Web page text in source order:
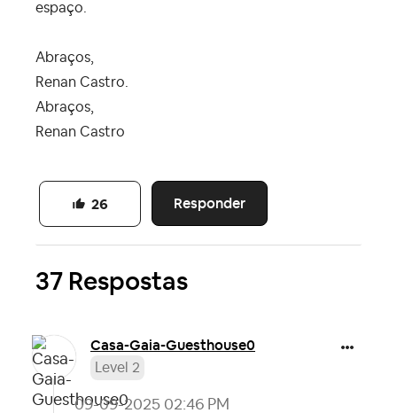
espaço.
Abraços,
Renan Castro.
Abraços,
Renan Castro
Responder
26
37 Respostas
Casa-Gaia-Guesthouse0
Level 2
‎09-09-2025 02:46 PM